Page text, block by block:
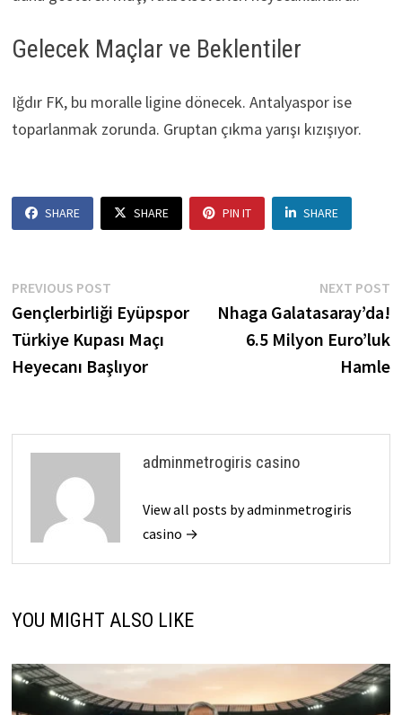
Gelecek Maçlar ve Beklentiler
Iğdır FK, bu moralle ligine dönecek. Antalyaspor ise
toparlanmak zorunda. Gruptan çıkma yarışı kızışıyor.
SHARE SHARE PIN IT SHARE
Post
navigation
PREVIOUS POSTPrevious
post:
Gençlerbirliği Eyüpspor
Türkiye Kupası Maçı
Heyecanı Başlıyor
NEXT POST
Nhaga Galatasaray’da!
6.5 Milyon Euro’luk
Hamle
adminmetrogiris casino
View all posts by adminmetrogiris
casino →
YOU MIGHT ALSO LIKE